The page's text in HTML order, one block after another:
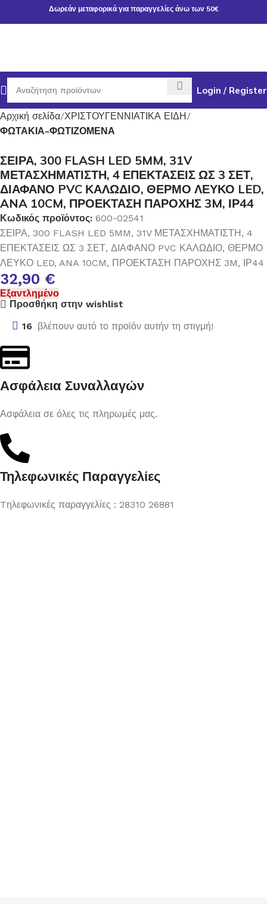
Δωρεάν μεταφορικά για παραγγελίες άνω των 50€
Login / Register
Αρχική σελίδα ΧΡΙΣΤΟΥΓΕΝΝΙΑΤΙΚΑ ΕΙΔΗ
ΦΩΤΑΚΙΑ-ΦΩΤΙΖΟΜΕΝΑ
ΣΕΙΡΑ, 300 FLASH LED 5MM, 31V
ΜΕΤΑΣΧΗΜΑΤΙΣΤΗ, 4 ΕΠΕΚΤΑΣΕΙΣ ΩΣ 3 ΣΕΤ,
ΔΙΑΦΑΝΟ PVC ΚΑΛΩΔΙΟ, ΘΕΡΜΟ ΛΕΥΚΟ LED,
ANA 10CM, ΠΡΟΕΚΤΑΣΗ ΠΑΡΟΧΗΣ 3M, ΙΡ44
Κωδικός προϊόντος: 600-02541
ΣΕΙΡΑ, 300 FLASH LED 5MM, 31V ΜΕΤΑΣΧΗΜΑΤΙΣΤΗ, 4
ΕΠΕΚΤΑΣΕΙΣ ΩΣ 3 ΣΕΤ, ΔΙΑΦΑΝΟ PVC ΚΑΛΩΔΙΟ, ΘΕΡΜΟ
ΛΕΥΚΟ LED, ANA 10CM, ΠΡΟΕΚΤΑΣΗ ΠΑΡΟΧΗΣ 3M, ΙΡ44
32,90 €
Εξαντλημένο
Προσθήκη στην wishlist
16 βλέπουν αυτό το προϊόν αυτήν τη στιγμή!
Ασφάλεια Συναλλαγών
Ασφάλεια σε όλες τις πληρωμές μας.
Τηλεφωνικές Παραγγελίες
Tηλεφωνικές παραγγελίες : 28310 26881